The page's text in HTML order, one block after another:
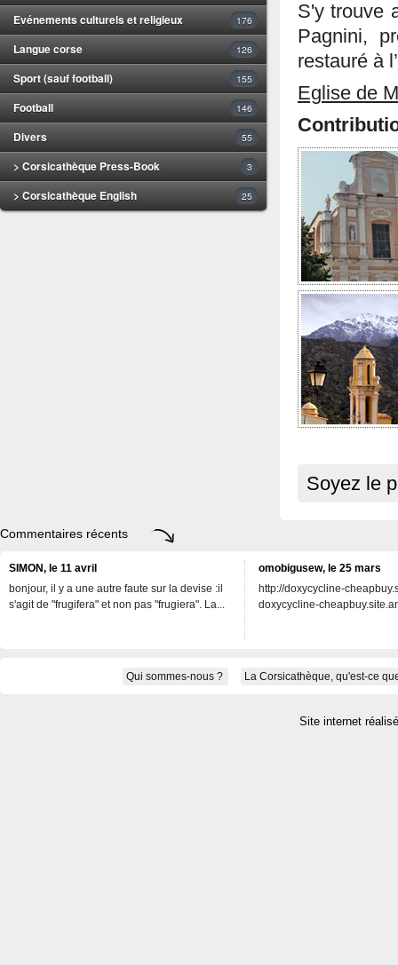
Evénements culturels et religieux 176
Langue corse 126
Sport (sauf football) 155
Football 146
Divers 55
> Corsicathèque Press-Book 3
> Corsicathèque English 25
S'y trouve
Pagnini,
restauré à
Eglise de
Soyez le
Commentaires récents
SIMON, le 11 avril
bonjour, il y a une autre faute sur la devise :il
s'agit de "frugifera" et non pas "frugiera". La...
omobigusew, le 25 mars
http://doxycycline-
doxycycline-
Qui sommes-nous ? La Corsicathèque, qu'est-ce
Site internet